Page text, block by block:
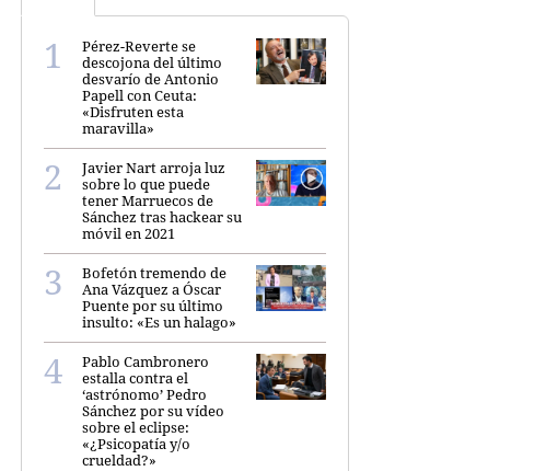
Pérez-Reverte se
descojona del último
desvarío de Antonio
Papell con Ceuta:
«Disfruten esta
maravilla»
Javier Nart arroja luz
sobre lo que puede
tener Marruecos de
Sánchez tras hackear su
móvil en 2021
Bofetón tremendo de
Ana Vázquez a Óscar
Puente por su último
insulto: «Es un halago»
Pablo Cambronero
estalla contra el
‘astrónomo’ Pedro
Sánchez por su vídeo
sobre el eclipse:
«¿Psicopatía y/o
crueldad?»